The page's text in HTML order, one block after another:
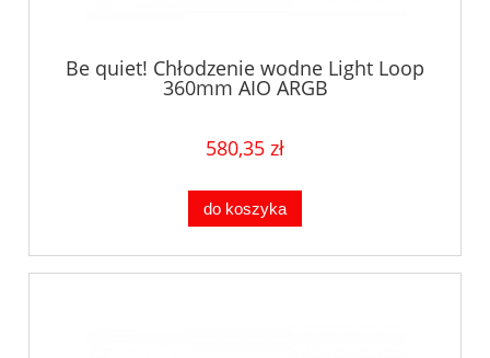
Be quiet! Chłodzenie wodne Light Loop
360mm AIO ARGB
580,35 zł
do koszyka